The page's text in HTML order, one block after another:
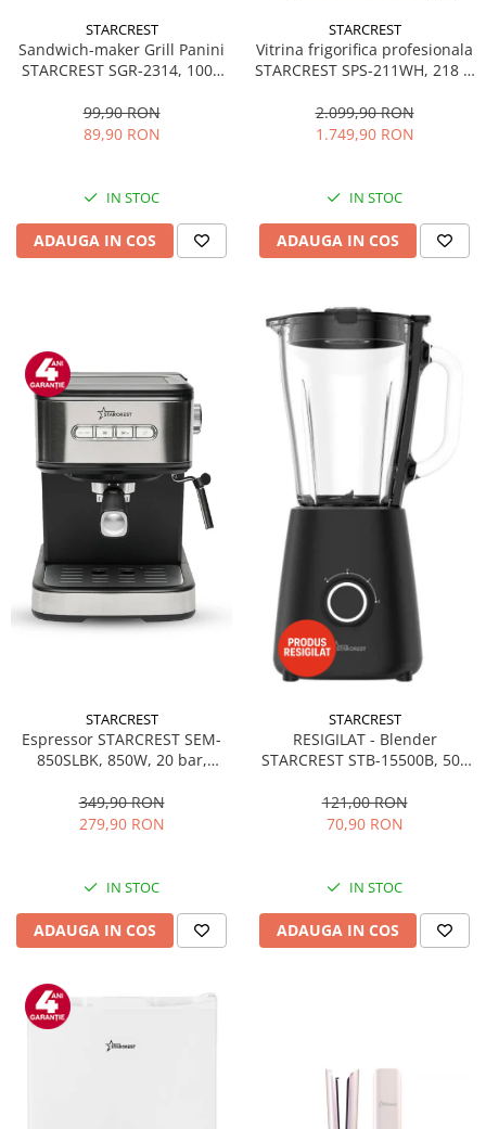
STARCREST
Sandwich-maker Grill Panini
STARCREST SGR-2314, 1000
Deschidere 180°, Suprafata
de gatire 23 x 14 cm, Negru
99,90 RON
89,90 RON
IN STOC
ADAUGA IN COS
STARCREST
Vitrina frigorifica profesionala
STARCREST SPS-211WH, 218 L,
LED, H 141 cm, Negru
2.099,90 RON
1.749,90 RON
IN STOC
ADAUGA IN COS
STARCREST
Espressor STARCREST SEM-
850SLBK, 850W, 20 bar,
dispozitiv spumare, filtru
dublu din inox, Negru/Inox
349,90 RON
279,90 RON
IN STOC
ADAUGA IN COS
STARCREST
RESIGILAT - Blender
STARCREST STB-15500B, 500
Pulse, Negru
121,00 RON
70,90 RON
IN STOC
ADAUGA IN COS